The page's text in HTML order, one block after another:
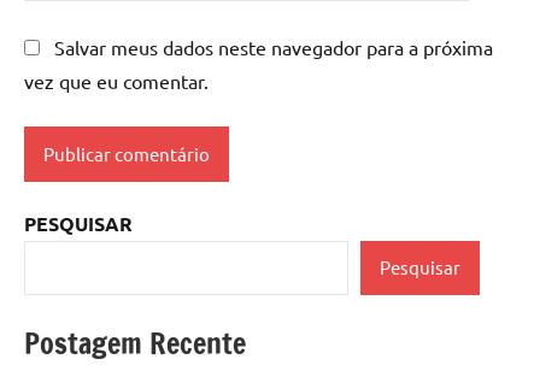
Salvar meus dados neste navegador para a próxima
vez que eu comentar.
PESQUISAR
Pesquisar
Postagem Recente